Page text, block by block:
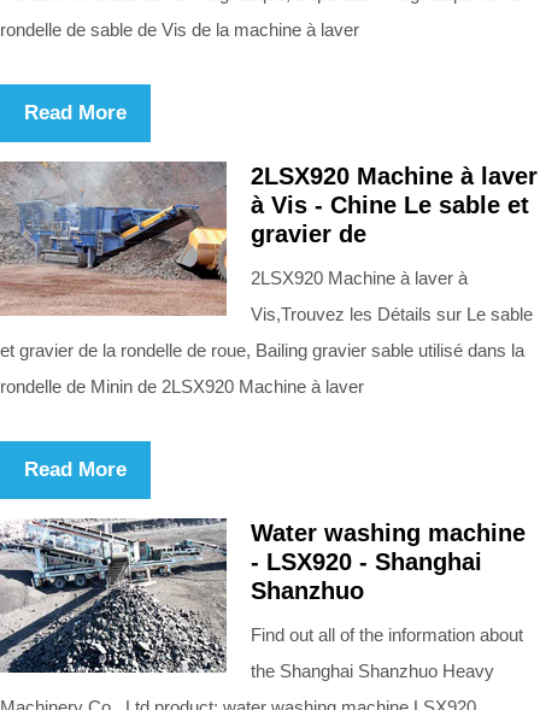
rondelle de sable de Vis de la machine à laver
Read More
2LSX920 Machine à laver
à Vis - Chine Le sable et
gravier de
2LSX920 Machine à laver à
Vis,Trouvez les Détails sur Le sable
et gravier de la rondelle de roue, Bailing gravier sable utilisé dans la
rondelle de Minin de 2LSX920 Machine à laver
Read More
Water washing machine
- LSX920 - Shanghai
Shanzhuo
Find out all of the information about
the Shanghai Shanzhuo Heavy